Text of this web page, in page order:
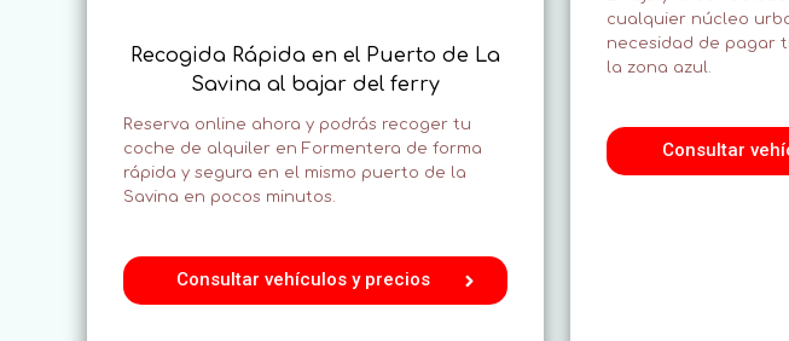
Recogida Rápida en el Puerto de La
Savina al bajar del ferry
Reserva online ahora y podrás recoger tu
coche de alquiler en Formentera de forma
rápida y segura en el mismo puerto de la
Savina en pocos minutos.
Consultar vehículos y precios
cualquier núcleo
necesidad de pagar
la zona azul.
Consultar